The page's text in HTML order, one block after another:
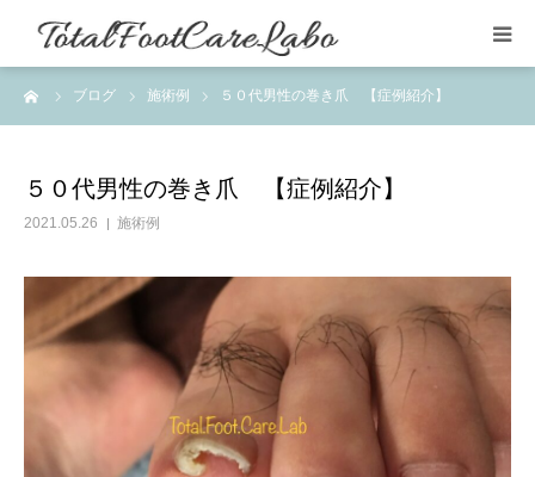
ブログ 施術例 ５０代男性の巻き爪 【症例紹介】
５０代男性の巻き爪 【症例紹介】
2021.05.26 施術例
はじめての方
店舗情報
よくある質問